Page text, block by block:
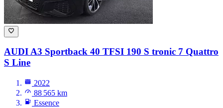
AUDI A3 Sportback 40 TFSI 190 S tronic 7 Quattro
S Line
2022
88 565 km
Essence